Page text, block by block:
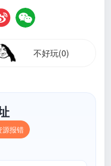
不好玩(0)
源报错